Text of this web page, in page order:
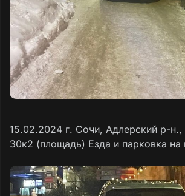
15.02.2024 г. Сочи, Адлерский р-
30к2 (площадь) Езда и парковка